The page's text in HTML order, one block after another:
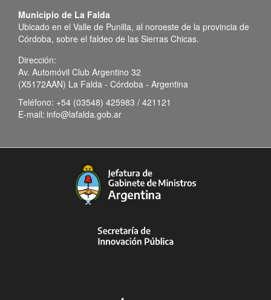
Municipio de La Falda
Ubicado en el Valle de Punilla, al noroeste de la provincia de
Córdoba, sobre el faldeo de las Sierras Chicas.
Dirección:
Av. Automóvil Club Argentino 32
(X5172AAN) La Falda - Córdoba - Argentina
Teléfono: +54 (03548) 425983 / 421121
E-mail: info@lafalda.gob.ar